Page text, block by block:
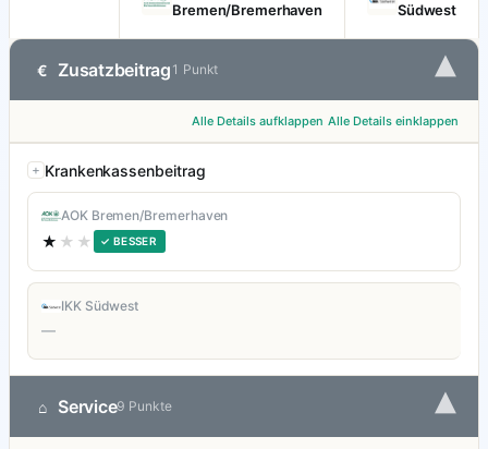
Bremen/Bremerhaven
Südwest
€ Zusatzbeitrag 1 Punkt ▾
Alle Details aufklappen Alle Details einklappen
Krankenkassenbeitrag
AOK Bremen/Bremerhaven
★ ★★ ✓ BESSER
IKK Südwest
—
⌂ Service9 Punkte ▾